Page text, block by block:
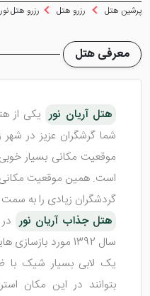
پرشین هتل
رزرو هتل رزرو هتل نور
معرفی هتل
هتل آریان نور یکی از
شما گرشگران عزیز در
موقعیت مکانی بسیار
است. همین موقعیت
گردشگران زیادی را به
هتل جذاب آریان نور
سال 1392 مورد
بتوانند در این مکان